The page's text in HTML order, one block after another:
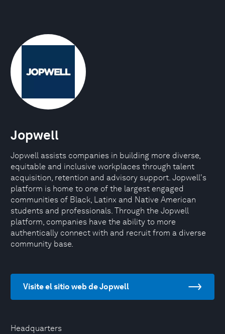
Headquarters
Jopwell
Jopwell assists companies in building more diverse,
equitable and inclusive workplaces through talent
acquisition, retention and advisory support. Jopwell's
platform is home to one of the largest engaged
communities of Black, Latinx and Native American
students and professionals. Through the Jopwell
platform, companies have the ability to more
authentically connect with and recruit from a diverse
community base.
Visite el sitio web de Jopwell